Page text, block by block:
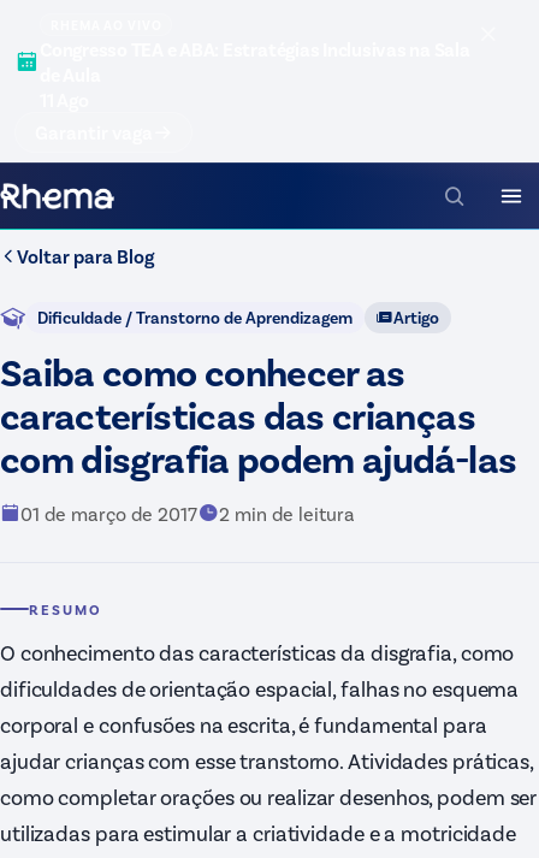
Voltar para Blog
Dificuldade / Transtorno de Aprendizagem Artigo
Saiba como conhecer as
características das crianças
com disgrafia podem ajudá-las
01 de março de 2017 2 min de leitura
RESUMO
O conhecimento das características da disgrafia, como
dificuldades de orientação espacial, falhas no esquema
corporal e confusões na escrita, é fundamental para
ajudar crianças com esse transtorno. Atividades práticas,
como completar orações ou realizar desenhos, podem ser
utilizadas para estimular a criatividade e a motricidade